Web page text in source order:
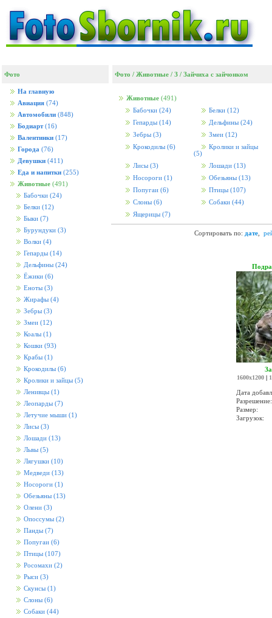
Фото
На главную
Авиация (74)
Автомобили (848)
Бодиарт (16)
Валентинки (17)
Города (76)
Девушки (411)
Еда и напитки (255)
Животные (491)
Бабочки (24)
Белки (12)
Быки (7)
Бурундуки (3)
Волки (4)
Гепарды (14)
Дельфины (24)
Ёжики (6)
Еноты (3)
Жирафы (4)
Зебры (3)
Змеи (12)
Коалы (1)
Кошки (93)
Крабы (1)
Крокодилы (6)
Кролики и зайцы (5)
Ленивцы (1)
Леопарды (7)
Летучие мыши (1)
Лисы (3)
Лошади (13)
Львы (5)
Лягушки (10)
Медведи (13)
Носороги (1)
Обезьяны (13)
Олени (3)
Опоссумы (2)
Панды (7)
Попугаи (6)
Птицы (107)
Росомахи (2)
Рыси (3)
Скунсы (1)
Слоны (6)
Собаки (44)
Фото / Животные / З / Зайчиха с зайчонком
Животные (491)
Бабочки (24) Белки (12)
Гепарды (14) Дельфины (24)
Зебры (3) Змеи (12)
Крокодилы (6)
Кролики и зайцы
(5)
Лисы (3) Лошади (13)
Носороги (1) Обезьяны (13)
Попугаи (6) Птицы (107)
Слоны (6) Собаки (44)
Ящерицы (7)
Сортировать по: дате
1600x1200 |
Дата
Разрешение:
Размер:
Загрузок: